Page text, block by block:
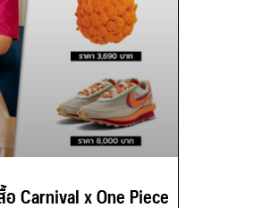
Carnival x One Piece